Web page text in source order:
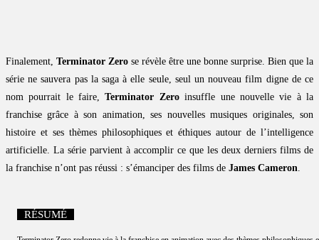
Finalement, Terminator Zero se révèle être une bonne surprise. Bien que la
série ne sauvera pas la saga à elle seule, seul un nouveau film digne de ce
nom pourrait le faire,Terminator Zeroinsuffle une nouvelle vie à la
franchise grâce à son animation, ses nouvelles musiques originales, son
histoire et ses thèmes philosophiques et éthiques autour de l’intelligence
artificielle. La série parvient à accomplir ce que les deux derniers films de
la franchise n’ont pas réussi : s’émanciper des films de James Cameron.
RÉSUMÉ